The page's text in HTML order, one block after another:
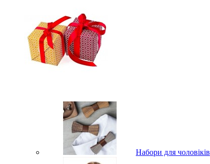
Набори для чоловіків